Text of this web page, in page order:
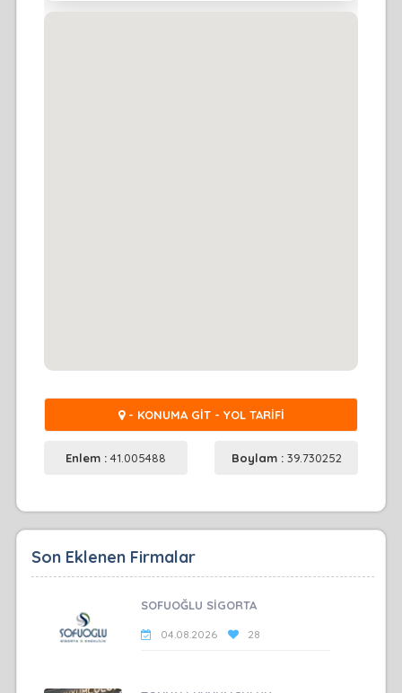
- KONUMA GİT - YOL TARİFİ
Enlem :41.005488 Boylam : 39.730252
Son Eklenen Firmalar
SOFUOĞLU SİGORTA
04.08.2026 28